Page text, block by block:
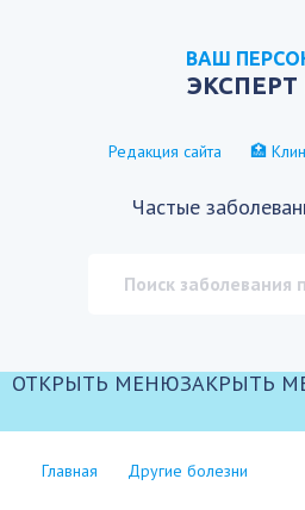
ВАШ
Редакция сайта 🏥
Частые
ОТКРЫТЬ МЕНЮЗАКРЫТЬ
Главная Другие болезни